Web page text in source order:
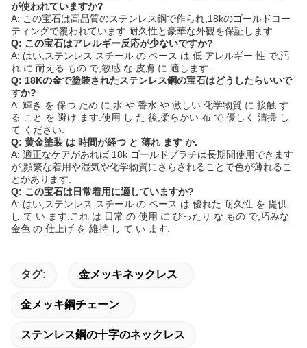
が使われていますか?
A: この宝石は高品質のステンレス鋼で作られ,18kのゴールドコー
ティングで覆われています 耐久性と豪華な外観を保証します
Q: この宝石はアレルギー反応が少ないですか?
A: はい,ステンレス スチール の ベース は 低 アレルギー 性 で,汚
れ に 耐える もの で,敏感 な 皮膚 に 適します.
Q: 18Kの金で塗装されたステンレス鋼の宝石はどうしたらいいで
すか?
A: 輝き を 保つ ため に,水 や 香水 や 激しい 化学物質 に 接触 す
る こと を 避け ます.使用 し た 後,柔らかい 布 で 優しく 清掃 し
て ください.
Q: 黄金塗装 は 時間が経つ と 薄れ ます か.
A: 適正なケアがあれば 18k ゴールドプラチは長期間使用できます
が,頻繁な着用や湿気や化学物質にさらされることで色が薄れるこ
とがあります.
Q: この宝石は日常着用に適していますか?
A: はい,ステンレス スチール の ベース は 優れた 耐久性 を 提供
し て い ます.これ は 日常 の 使用 に ぴったり な もの で,巧みな
金色 の 仕上げ を 維持 し て い ます.
タグ: 金メッキネックレス
金メッキ鋼チェーン
ステンレス鋼の十字のネックレス